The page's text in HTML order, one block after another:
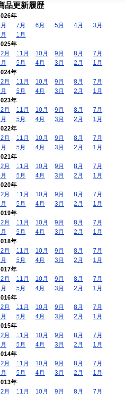
品更新履歴
年
7月 6月 5月 4月
3月
1月
年
月
11月 10月 9月 8月
7月
5月 4月 3月 2月
1月
年
月
11月 10月 9月 8月
7月
5月 4月 3月 2月
1月
年
月
11月 10月 9月 8月
7月
5月 4月 3月 2月
1月
年
月
11月 10月 9月 8月
7月
5月 4月 3月 2月
1月
年
月
11月 10月 9月 8月
7月
5月 4月 3月 2月
1月
年
月
11月 10月 9月 8月
7月
5月 4月 3月 2月
1月
年
月
11月 10月 9月 8月
7月
5月 4月 3月 2月
1月
年
月
11月 10月 9月 8月
7月
5月 4月 3月 2月
1月
年
月
11月 10月 9月 8月
7月
5月 4月 3月 2月
1月
年
月
11月 10月 9月 8月
7月
5月 4月 3月 2月
1月
年
月
11月 10月 9月 8月
7月
5月 4月 3月 2月
1月
年
月
11月 10月 9月 8月
7月
5月 4月 3月 2月
1月
年
月
11月 10月 9月 8月 7月